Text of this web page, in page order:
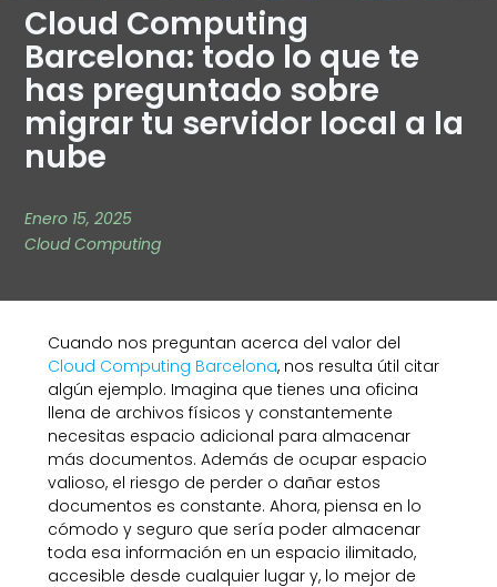
Cloud Computing
Barcelona: todo lo que te
has preguntado sobre
migrar tu servidor local a la
nube
Enero 15, 2025
Cloud Computing
Cuando nos preguntan acerca del valor del
Cloud Computing Barcelona, nos resulta útil citar
algún ejemplo. Imagina que tienes una oficina
llena de archivos físicos y constantemente
necesitas espacio adicional para almacenar
más documentos. Además de ocupar espacio
valioso, el riesgo de perder o dañar estos
documentos es constante. Ahora, piensa en lo
cómodo y seguro que sería poder almacenar
toda esa información en un espacio ilimitado,
accesible desde cualquier lugar y, lo mejor de